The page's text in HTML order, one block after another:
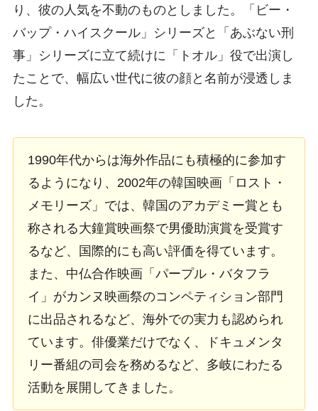
り、彼の人気を不動のものとしました。「ビー・
バップ・ハイスクール」シリーズと「あぶない刑
事」シリーズに立て続けに「トオル」役で出演し
たことで、幅広い世代に彼の顔と名前が浸透しま
した。
1990年代からは海外作品にも積極的に参加す
るようになり、2002年の韓国映画「ロスト・
メモリーズ」では、韓国のアカデミー賞とも
称される大鐘賞映画祭で男優助演賞を受賞す
るなど、国際的にも高い評価を得ています。
また、中仏合作映画「パープル・バタフラ
イ」がカンヌ映画祭のコンペティション部門
に出品されるなど、海外での実力も認められ
ています。俳優業だけでなく、ドキュメンタ
リー番組の司会を務めるなど、多岐にわたる
活動を展開してきました。